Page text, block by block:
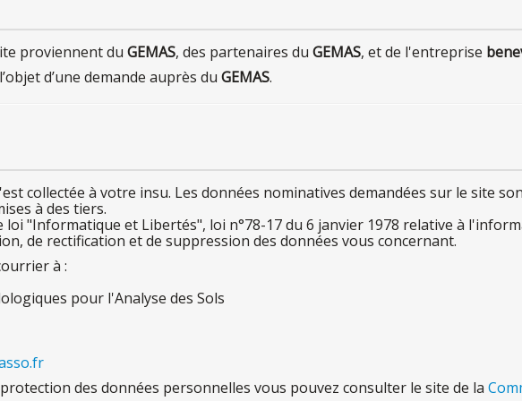
proviennent du GEMAS, des partenaires du GEMAS, etde l'entreprise
d’une demande auprès du GEMAS.
collectée à votre insu. Les données nominatives demandées sur le site
à des tiers.
loi "Informatique et Libertés", loi n°78-17du 6 janvier 1978 relative à l'inf
de rectification etde suppression des données vous concernant.
à :
pour l'Analyse des Sols
protection des données personnelles vous pouvez consulter le site de la